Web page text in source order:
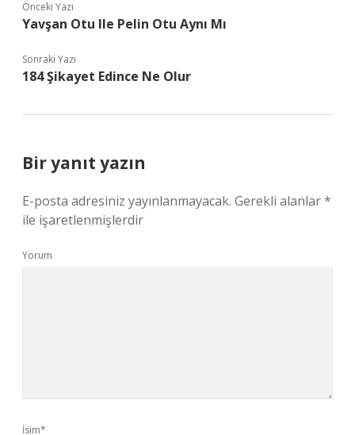
Önceki Yazı
Yavşan Otu Ile Pelin Otu Aynı Mı
Sonraki Yazı
184 Şikayet Edince Ne Olur
Bir yanıt yazın
E-posta adresiniz yayınlanmayacak. Gerekli alanlar*
ile işaretlenmişlerdir
Yorum
İsim*